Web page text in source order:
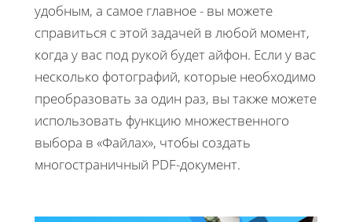
удобным, а самое главное - вы можете
справиться с этой задачей в любой момент,
когда у вас под рукой будет айфон. Если у вас
несколько фотографий, которые необходимо
преобразовать за один раз, вы также можете
использовать функцию множественного
выбора в «Файлах», чтобы создать
многостраничный PDF-документ.